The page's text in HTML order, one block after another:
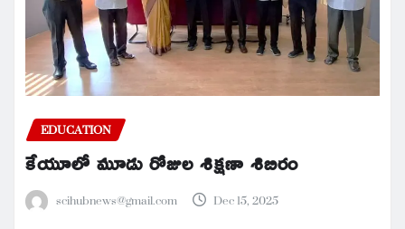
EDUCATION
కేయూలో మూడు రోజుల శిక్షణా శిబిరం
scihubnews@gmail.com Dec 15, 2025